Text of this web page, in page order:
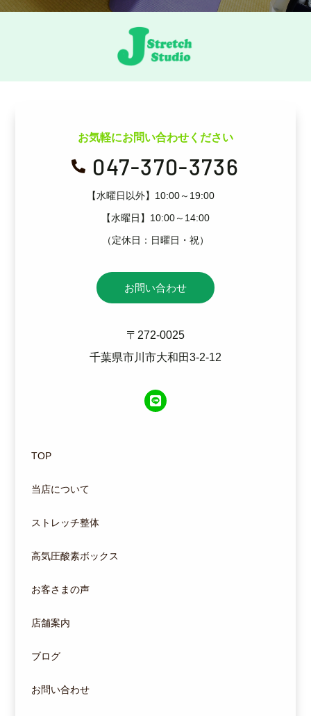
お気軽にお問い合わせください
 047-370-3736
【水曜日以外】10:00～19:00
【水曜日】10:00～14:00
（定休日：日曜日・祝）
お問い合わせ
〒272-0025
千葉県市川市大和田3-2-12
TOP
当店について
ストレッチ整体
高気圧酸素ボックス
お客さまの声
店舗案内
ブログ
お問い合わせ